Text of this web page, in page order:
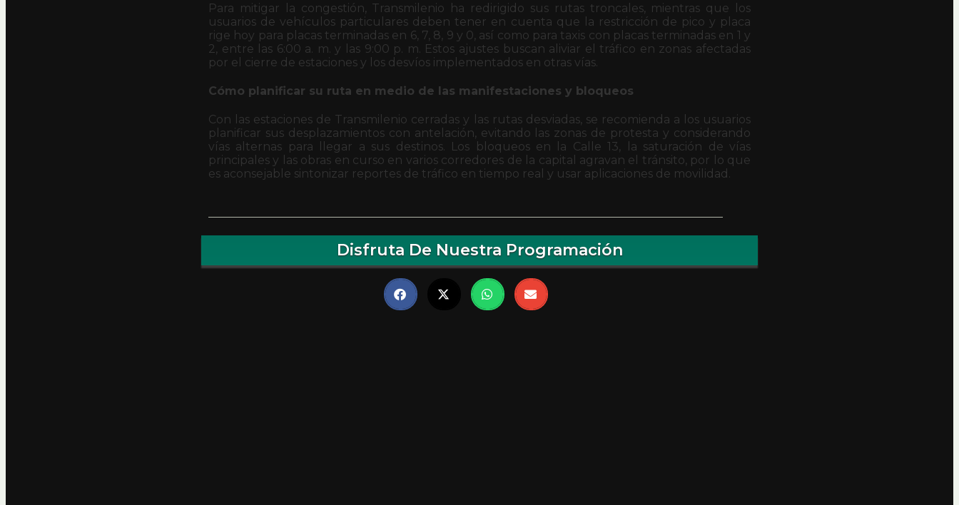
Para mitigar la congestión, Transmilenio ha redirigido sus rutas troncales, mientras que los
usuarios de vehículos particulares deben tener en cuenta que la restricción de pico y placa
rige hoy para placas terminadas en 6, 7, 8, 9 y 0, así como para taxis con placas terminadas en 1 y
2, entre las 6:00 a. m. y las 9:00 p. m. Estos ajustes buscan aliviar el tráfico en zonas afectadas
por el cierre de estaciones y los desvíos implementados en otras vías.
Cómo planificar su ruta en medio de las manifestaciones y bloqueos
Con las estaciones de Transmilenio cerradas y las rutas desviadas, se recomienda a los usuarios
planificar sus desplazamientos con antelación, evitando las zonas de protesta y considerando
vías alternas para llegar a sus destinos. Los bloqueos en la Calle 13, la saturación de vías
principales y las obras en curso en varios corredores de la capital agravan el tránsito, por lo que
es aconsejable sintonizar reportes de tráfico en tiempo real y usar aplicaciones de movilidad.
Disfruta De Nuestra Programación